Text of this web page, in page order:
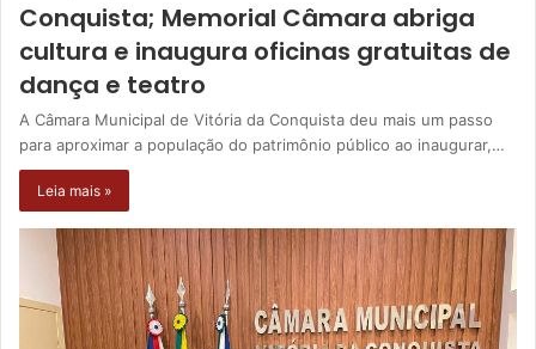
Conquista; Memorial Câmara abriga
cultura e inaugura oficinas gratuitas de
dança e teatro
A Câmara Municipal de Vitória da Conquista deu mais um passo
para aproximar a população do patrimônio público ao inaugurar,…
Leia mais »